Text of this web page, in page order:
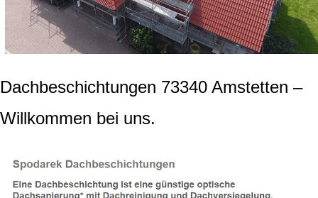
Dachbeschichtungen 73340 Amstetten –
Willkommen bei uns.